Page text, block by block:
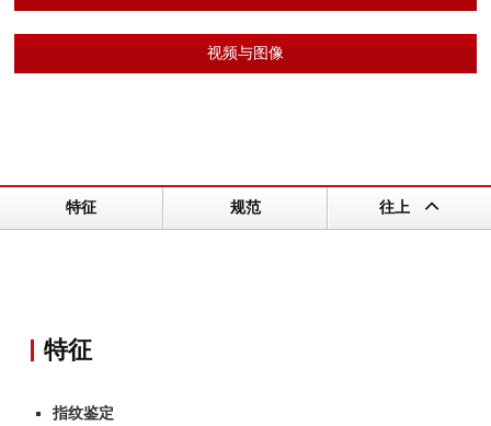
视频与图像
特征 规范 往上
特征
指纹鉴定